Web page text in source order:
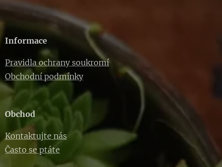
Informace
Pravidla ochrany soukromí
Obchodní podmínky
Obchod
Kontaktujte nás
Často se ptáte